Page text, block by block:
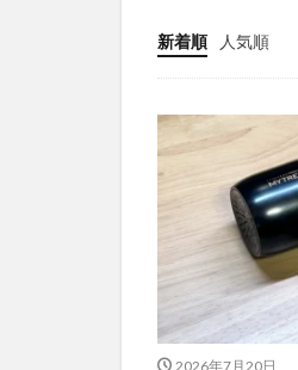
新着順 人気順
2026年7月20日